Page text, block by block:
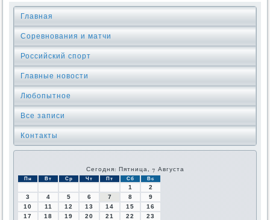
Главная
Соревнования и матчи
Российский спорт
Главные новости
Любопытное
Все записи
Контакты
Сегодня: Пятница, 7 Августа
Пн Вт Ср Чт Пт Сб Вс
1
2
3
4 5 6 7 8
9
10
11 12 13 14 15
16
17
18 19 20 21 22
23